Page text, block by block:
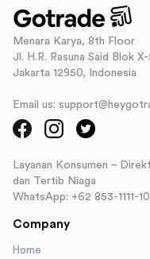
Menara Karya, 8th Floor
Jl. H.R. Rasuna Said Blok
Jakarta 12950, Indonesia
Email us:
Layanan Konsumen –
dan Tertib Niaga
WhatsApp: +62 853-1111-
Company
Home